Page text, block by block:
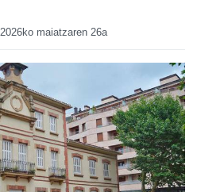
2026ko maiatzaren 26a